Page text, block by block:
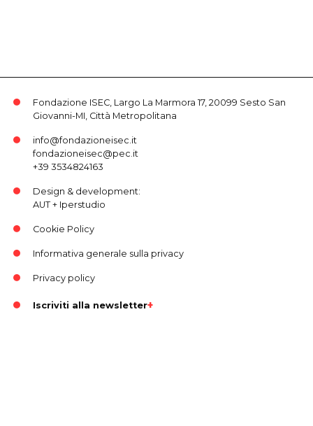
Fondazione ISEC, Largo La Marmora 17, 20099 Sesto San
Giovanni-MI, Città Metropolitana
info@fondazioneisec.it
fondazioneisec@pec.it
+39 3534824163
Design & development:
AUT+ Iperstudio
Cookie Policy
Informativa generale sulla privacy
Privacy policy
Iscriviti alla newsletter